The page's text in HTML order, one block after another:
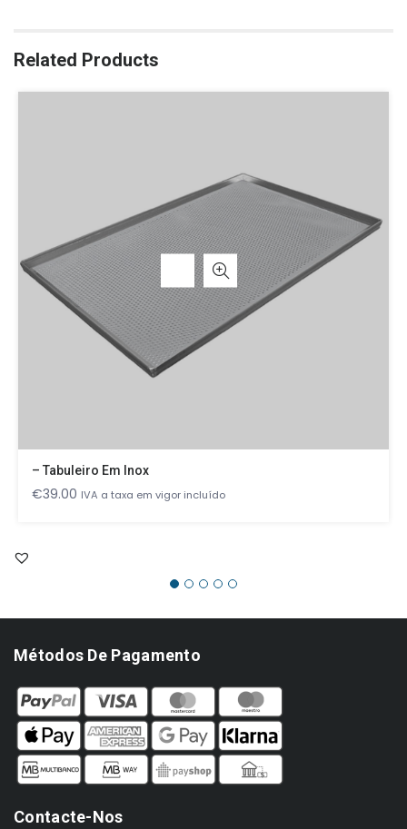
Related Products
– Tabuleiro Em Inox
€39.00 IVA a taxa em vigor incluído
Métodos De Pagamento
Contacte-Nos